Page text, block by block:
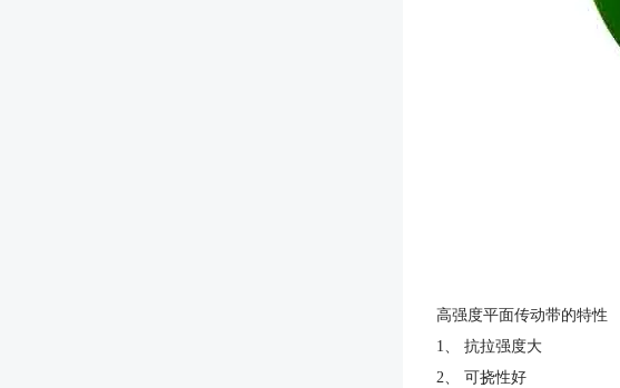
高强度平面传动带的特性
1、 抗拉强度大
2、 可挠性好